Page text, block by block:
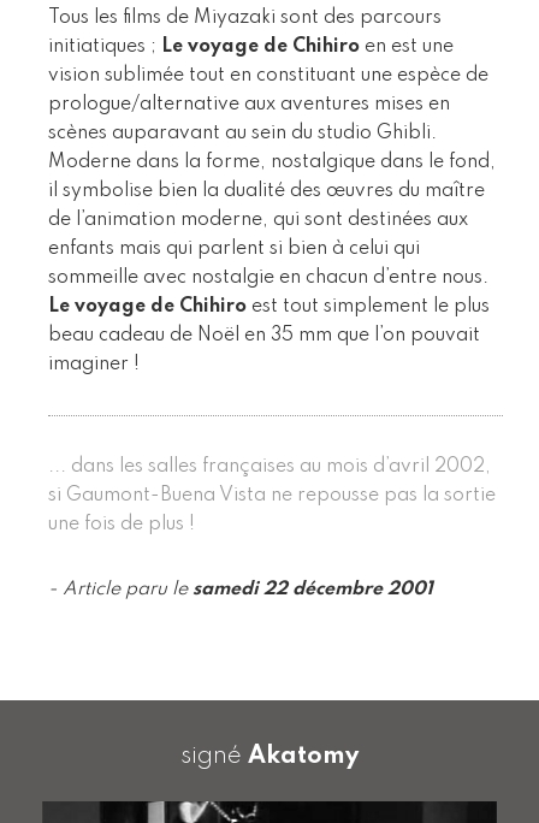
Tous les films de Miyazaki sont des parcours
initiatiques ; Le voyage de Chihiro en est une
vision sublimée tout en constituant une espèce de
prologue/alternative aux aventures mises en
scènes auparavant au sein du studio Ghibli.
Moderne dans la forme, nostalgique dans le fond,
il symbolise bien la dualité des œuvres du maître
de l’animation moderne, qui sont destinées aux
enfants mais qui parlent si bien à celui qui
sommeille avec nostalgie en chacun d’entre nous.
Le voyage de Chihiro est tout simplement le plus
beau cadeau de Noël en 35 mm que l’on pouvait
imaginer !
... dans les salles françaises au mois d’avril 2002,
si Gaumont-Buena Vista ne repousse pas la sortie
une fois de plus !
- Article paru le samedi 22 décembre 2001
signé Akatomy